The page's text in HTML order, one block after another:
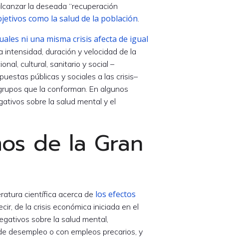
la deseada “recuperación
como la salud de la población.
ni una misma crisis afecta de igual
intensidad, duración y velocidad de la
cultural, sanitario y social –
públicas y sociales a las crisis–
que la conforman. En algunos
sobre la salud mental y el
de la Gran
científica acerca de los efectos
de la crisis económica iniciada en el
sobre la salud mental,
desempleo o con empleos precarios, y